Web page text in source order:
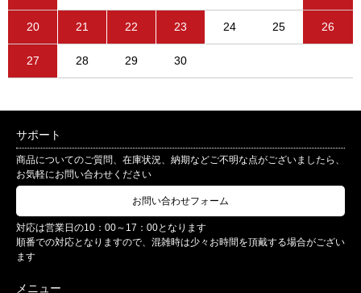
20 21 22 23 24 25 26
27 28 29 30
サポート
商品についてのご質問、在庫状況、納期などご不明な点がございましたら、
お気軽にお問い合わせください
お問い合わせフォーム
対応は営業日の10：00～17：00となります
順番での対応となりますので、混雑時は少々お時間を頂戴する場合がござい
ます